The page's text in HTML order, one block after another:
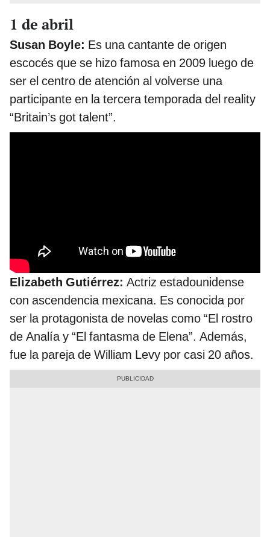
1 de abril
Susan Boyle: Es una cantante de origen
escocés que se hizo famosa en 2009 luego de
ser el centro de atención al volverse una
participante en la tercera temporada del reality
“Britain’s got talent”.
Elizabeth Gutiérrez: Actriz estadounidense
con ascendencia mexicana. Es conocida por
ser la protagonista de novelas como “El rostro
de Analía y “El fantasma de Elena”. Además,
fue la pareja de William Levy por casi 20 años.